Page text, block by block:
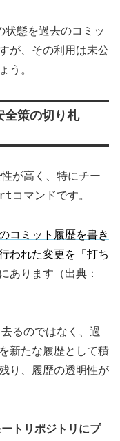
状態を過去のコミッ
が、その利用は未公
う。
全策の切り札
が高く、特にチー
コマンドです。
コミット履歴を書き
われた変更を「打ち
あります（出典：
るのではなく、過
新たな履歴として積
り、履歴の透明性が
ートリポジトリにプ